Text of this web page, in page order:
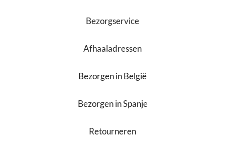
Bezorgservice
Afhaaladressen
Bezorgen in België
Bezorgen in Spanje
Retourneren